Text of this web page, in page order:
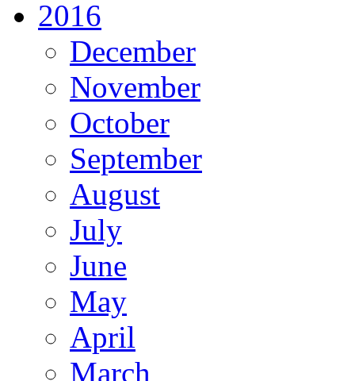
2016
December
November
October
September
August
July
June
May
April
March